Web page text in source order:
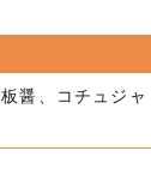
醤、コチュジャ